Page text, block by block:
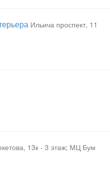
Ильича проспект, 11
13к - 3 этаж; МЦ Бум